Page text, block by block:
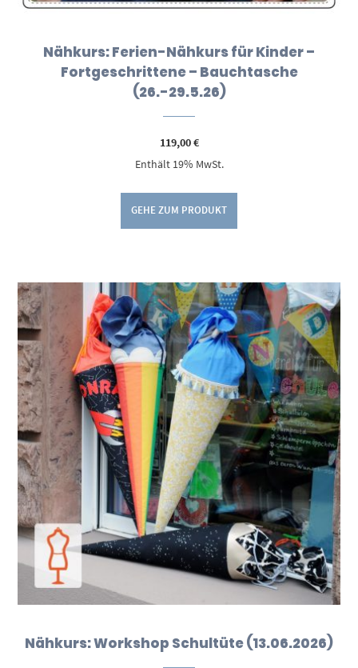
Nähkurs: Ferien-Nähkurs für Kinder –
Fortgeschrittene – Bauchtasche
(26.-29.5.26)
119,00€
Enthält 19% MwSt.
GEHE ZUM PRODUKT
Nähkurs: Workshop Schultüte (13.06.2026)